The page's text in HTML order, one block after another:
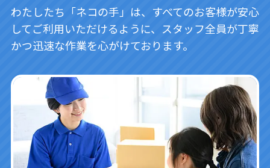
わたしたち「ネコの手」は、すべてのお客様が安心
してご利用いただけるように、スタッフ全員が丁寧
かつ迅速な作業を心がけております。